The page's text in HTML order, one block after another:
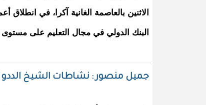
الاثنين بالعاصمة الغانية آكرا، في
البنك الدولي في مجال التعليم على
جميل منصور : نشاطات الشيخ